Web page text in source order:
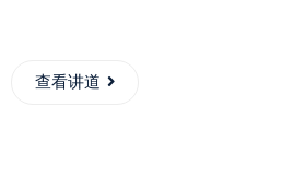
查看讲道